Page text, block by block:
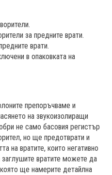
за предните врати.
врати.
в опаковката на
препоръчваме и
на звукоизолиращи
не само басовия регистър
но ще предотврати и
на вратите, които негативно
заглушите вратите можете да
ще намерите детайлна